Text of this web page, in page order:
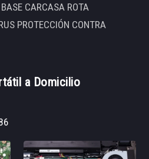
CARCASA ROTA
PROTECCIÓN CONTRA
a Domicilio